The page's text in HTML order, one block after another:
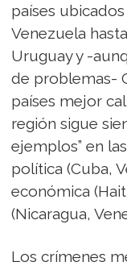
países ubicados
Venezuela
Uruguay y -
de problemas-
países mejor
región sigue
ejemplos” en
política (Cuba,
económica
(Nicaragua,
Los crímenes